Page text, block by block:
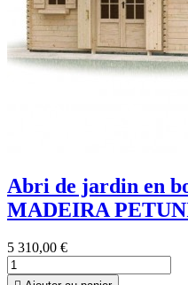
Abri de jardin en
MADEIRA
5 310,00 €